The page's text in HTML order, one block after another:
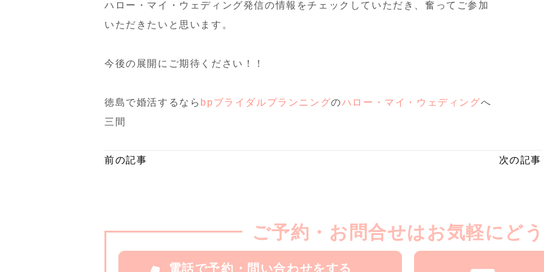
ハロー・マイ・ウェディング発信の情報をチェックしていただき、奮ってご参加
いただきたいと思います。
今後の展開にご期待ください！！
徳島で婚活するなら bpブライダルプランニングのハロー・マイ・ウェディングへ
三間
前の記事 次の記事
ご予約・お問合せはお気軽にど
電話で予約・問い合わせをする